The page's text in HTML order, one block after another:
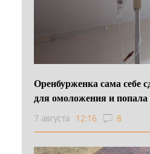
Оренбурженка сама себе
для омоложения и
7 августа 12:16 8